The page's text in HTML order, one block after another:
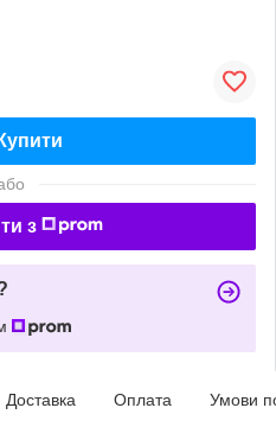
Купити
з
Доставка Оплата Умови